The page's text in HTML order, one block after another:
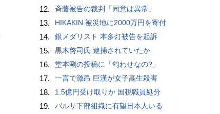
12. 斉藤被告の裁判「同意は異常」
13. HIKAKIN 被災地に2000万円を寄付
14. 銀メダリスト 本多灯被告を起訴
15. 黒木啓司氏 逮捕されていたか
16. 堂本剛の投稿に「匂わせなの?」
17. 一言で激昂 巨漢が女子高生殺害
18. 1.5億円受け取りか 国税職員処分
19. バルサ下部組織に有望日本人いる